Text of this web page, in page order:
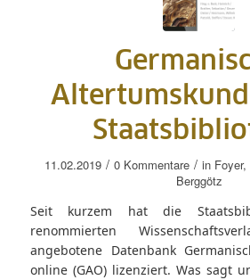
11.02.2019 / 0 Kommentare / in Foyer,
Berggötz
Seit kurzem hat die
renommierten
angebotene Datenbank
online (GAO) lizenziert. Was sagt